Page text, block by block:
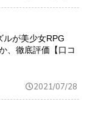
ルが美少女RPG
、徹底評価【口コ
2021/07/28